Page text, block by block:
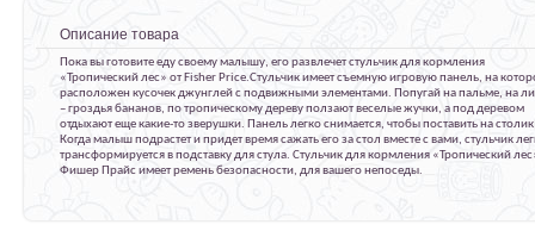
Описание товара
Пока вы готовите еду своему малышу, его развлечет стульчик для кормления
«Тропический лес» от Fisher Price.Стульчик имеет съемную игровую панель, на
расположен кусочек джунглей с подвижными элементами. Попугай на пальме, на
– гроздья бананов, по тропическому дереву ползают веселые жучки, а под деревом
отдыхают еще какие-то зверушки. Панель легко снимается, чтобы поставить на
Когда малыш подрастет и придет время сажать его за стол вместе с вами, стульчик
трансформируется в подставку для стула. Стульчик для кормления «Тропический
Фишер Прайс имеет ремень безопасности, для вашего непоседы.